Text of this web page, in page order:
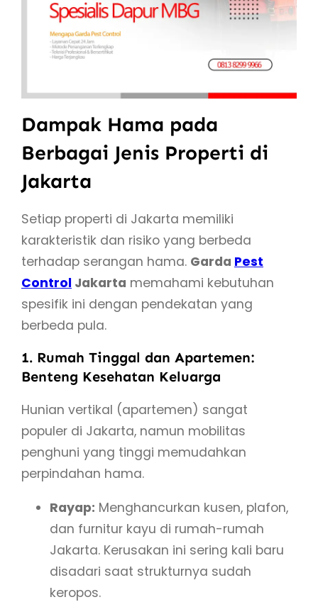
Dampak Hama pada
Berbagai Jenis Properti di
Jakarta
Setiap properti di Jakarta memiliki
karakteristik dan risiko yang berbeda
terhadap serangan hama. Garda Pest
Control Jakarta memahami kebutuhan
spesifik ini dengan pendekatan yang
berbeda pula.
1. Rumah Tinggal dan Apartemen:
Benteng Kesehatan Keluarga
Hunian vertikal (apartemen) sangat
populer di Jakarta, namun mobilitas
penghuni yang tinggi memudahkan
perpindahan hama.
Rayap: Menghancurkan kusen, plafon,
dan furnitur kayu di rumah-rumah
Jakarta. Kerusakan ini sering kali baru
disadari saat strukturnya sudah
keropos.